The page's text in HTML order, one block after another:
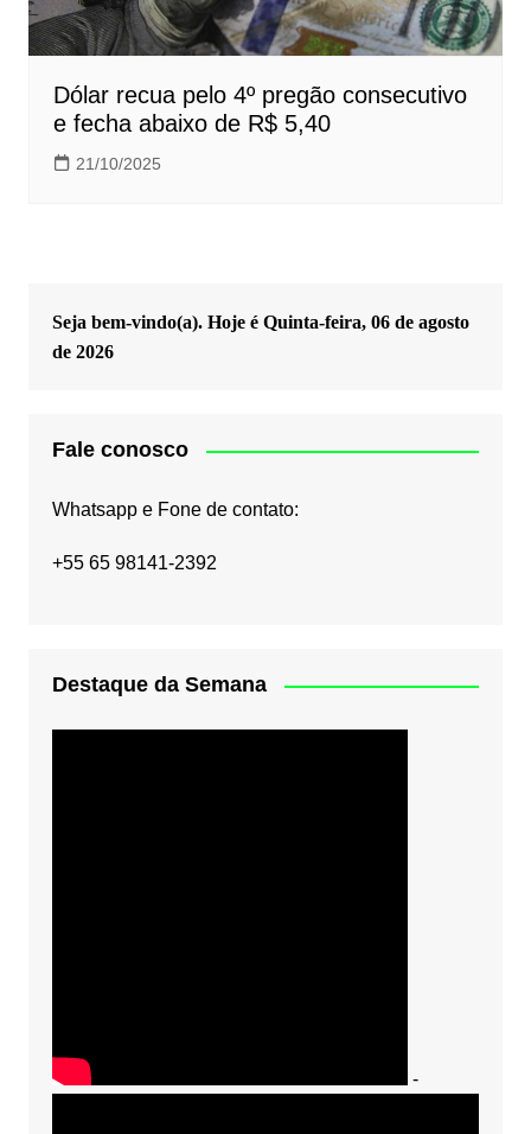
Dólar recua pelo 4º pregão consecutivo
e fecha abaixo de R$ 5,40
21/10/2025
Seja bem-vindo(a). Hoje é Quinta-feira, 06 de agosto
de 2026
Fale conosco
Whatsapp e Fone de contato:
+55 65 98141-2392
Destaque da Semana
-